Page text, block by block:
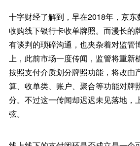
十字财经了解到，早在2018年，京
收购线下银行卡收单牌照。而漫长的
有谈判的琐碎沟通，也夹杂着对监管
上，此前市场一度传闻，监管将重新
按照支付介质划分牌照功能，将改由
算、收单类、账户、聚合等功能对牌
分。不过这一传闻却迟迟未见落地，
弦。